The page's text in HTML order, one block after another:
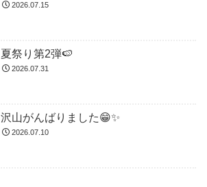
2026.07.15
夏祭り第2弾🍉
2026.07.31
沢山がんばりました😁✨
2026.07.10